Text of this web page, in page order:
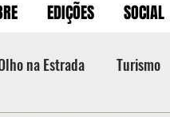
EDIÇÕES SOCIAL
na Estrada Turismo